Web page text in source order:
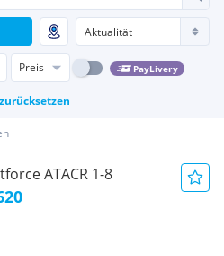
Preis PayLivery
ATACR 1-8